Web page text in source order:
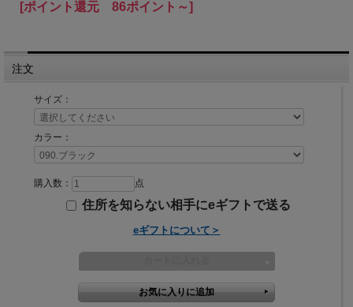
[ポイント還元 86ポイント～]
注文
サイズ：
カラー：
購入数： 点
住所を知らない相手にeギフトで送る
eギフトについて＞